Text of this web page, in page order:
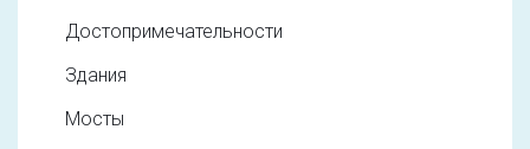
Достопримечательности
Здания
Мосты